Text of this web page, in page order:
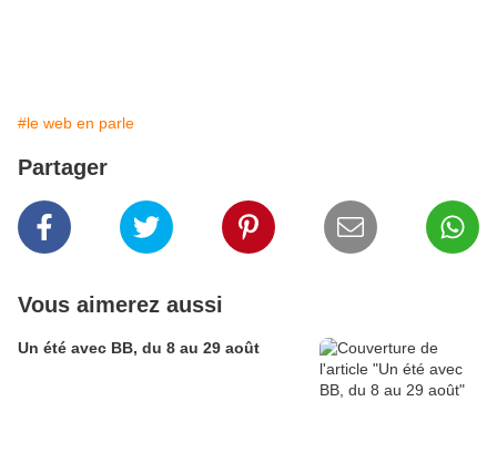
#le web en parle
Partager
Vous aimerez aussi
Un été avec BB, du 8 au 29 août